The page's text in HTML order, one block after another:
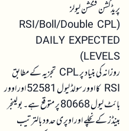
پریڈکشن فنکشن لیولز
(RSI/Boll/Double CPL
DAILY EXPECTED
LEVELS)
روزانہ کی بنیاد پر CPL تجزیہ کے مطابق
RSI کا اوور سولڈ لیول 52581 اور اوور
بائٹ لیول 80668 پر متوقع ہے۔ بولینجر
بینڈز کے نچلے اور اوپری حدود بالترتیب